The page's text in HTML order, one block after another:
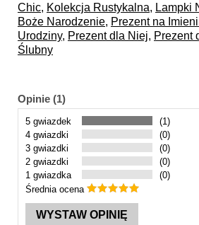
Chic, Kolekcja Rustykalna, Lampki
Boże Narodzenie, Prezent na
Urodziny, Prezent dla Niej, Prezent
Ślubny
Opinie (1)
5 gwiazdek
(1)
4 gwiazdki
(0)
3 gwiazdki
(0)
2 gwiazdki
(0)
1 gwiazdka
(0)
Średnia ocena
WYSTAW OPINIĘ